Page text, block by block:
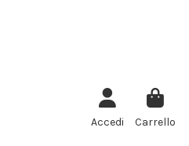
Accedi Carrello